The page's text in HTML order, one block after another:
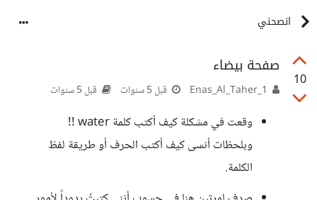
انصحني
10
صفحة بيضاء
قبل 5 سنوات قبل 5 سنوات
وقعت في مشكلة كيف أكتب كلمة water !!
وبلحظات أنسى كيف أكتب الحرف أو طريقة لفظ
الكلمة.